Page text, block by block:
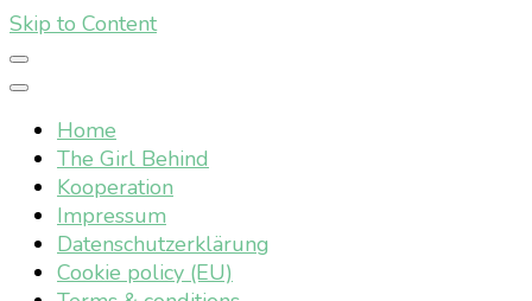
Skip to Content
Home
The Girl Behind
Kooperation
Impressum
Datenschutzerklärung
Cookie policy (EU)